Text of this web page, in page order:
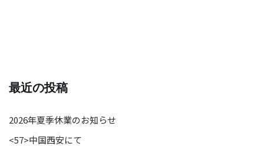
最近の投稿
2026年夏季休業のお知らせ
<57>中国西安にて